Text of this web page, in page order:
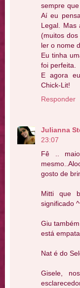
sempre
Aí eu
Legal. Mas
(muitos
ler o nome
Eu tinha
foi perfeita.
E agora
Chick-Lit!
Responder
Julianna
23:07
Fê ..
gosto de
Mitti que
significado
Giu
está
Nat é do
Gisele,